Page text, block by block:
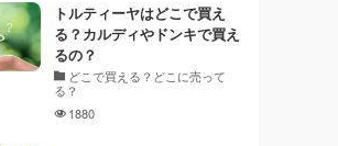
トルティーヤはどこで買え
る？カルディやドンキで買え
るの？
どこで買える？どこに売って
る？
1880